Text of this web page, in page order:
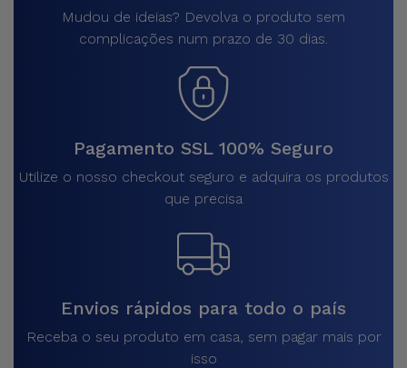
Mudou de ideias? Devolva o produto sem
complicações num prazo de 30 dias.
Pagamento SSL 100% Seguro
Utilize o nosso checkout seguro e adquira os produtos
que precisa
Envios rápidos para todo o país
Receba o seu produto em casa, sem pagar mais por
isso